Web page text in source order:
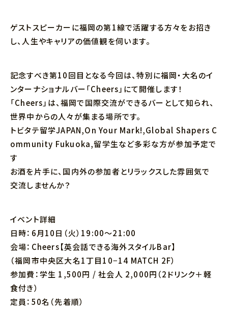
ゲストスピーカーに福岡の第1線で活躍する方々をお招き
し、人生やキャリアの価値観を伺います。
記念すべき第10回目となる今回は、特別に福岡・大名のイ
ンターナショナルバー「Cheers」にて開催します！
「Cheers」は、福岡で国際交流ができるバーとして知られ、
世界中からの人々が集まる場所です。
トビタテ留学JAPAN,On Your Mark!,Global Shapers C
ommunity Fukuoka,留学生など多彩な方が参加予定で
す
お酒を片手に、国内外の参加者とリラックスした雰囲気で
交流しませんか？
イベント詳細
日時：6月10日（火）19:00～21:00
会場：Cheers【英会話できる海外スタイルBar】
（福岡市中央区大名1丁目10−14 MATCH 2F）
参加費：学生 1,500円 / 社会人 2,000円（2ドリンク＋軽
食付き）
定員：50名（先着順）